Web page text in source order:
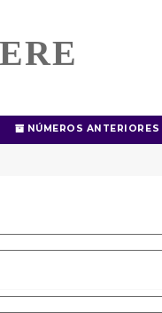
NÚMEROS ANTERIORES